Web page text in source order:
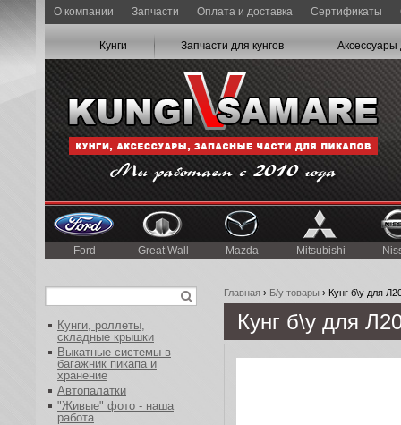
О компании Запчасти Оплата и доставка Сертификаты
Кунги Запчасти для кунгов Аксессуары
Ford Great Wall Mazda Mitsubishi
Главная › Б/у товары › Кунг б\у для
Кунг б\у для
Кунги, роллеты,
складные крышки
Выкатные системы в
багажник пикапа и
хранение
Автопалатки
"Живые" фото - наша
работа